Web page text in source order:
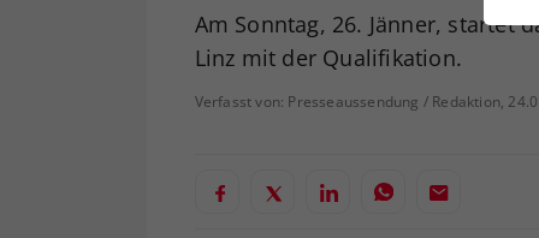
Am Sonntag, 26. Jänner, startet
Linz mit der Qualifikation.
Verfasst von: Presseaussendung / Redaktion,